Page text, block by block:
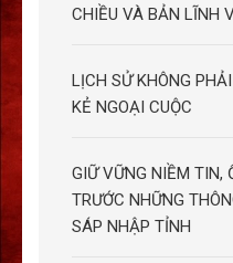
CHIỀU VÀ BẢN LĨNH
LỊCH SỬ KHÔNG
KẺ NGOẠI CUỘC
GIỮ VỮNG NIỀM TIN,
TRƯỚC NHỮNG
SÁP NHẬP TỈNH